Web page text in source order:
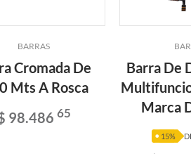
BARRAS
Cromada De
Mts A Rosca
98.486 65
Barra De
Marca
15%